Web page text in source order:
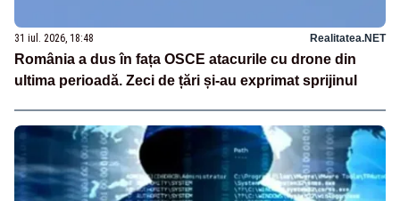
31 iul. 2026, 18:48 Realitatea.NET
România a dus în fața OSCE atacurile cu drone din
ultima perioadă. Zeci de țări și-au exprimat sprijinul